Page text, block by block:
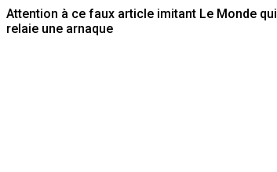
Attention à ce faux article imitant Le Monde qui
relaie une arnaque